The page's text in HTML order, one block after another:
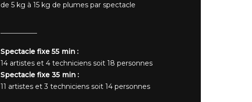
de 5 kg à 15 kg de plumes par spectacle
Spectacle fixe 55 min :
14 artistes et 4 techniciens soit 18 personnes
Spectacle fixe 35 min :
11 artistes et 3 techniciens soit 14 personnes